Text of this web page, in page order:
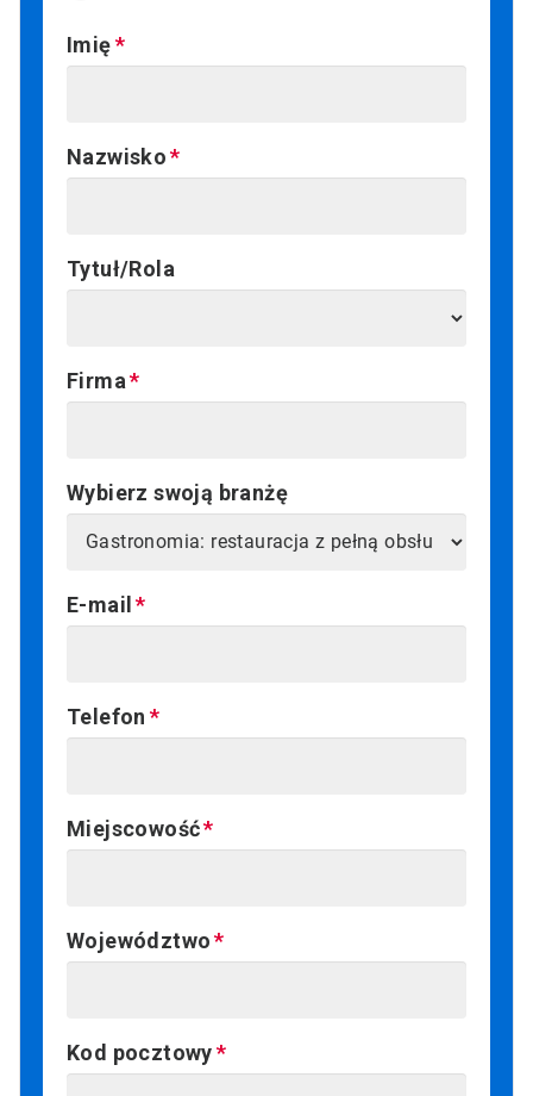
Imię
Nazwisko
Tytuł/Rola
Firma
Wybierz swoją branżę
E-mail
Telefon
Miejscowość
Województwo
Kod pocztowy